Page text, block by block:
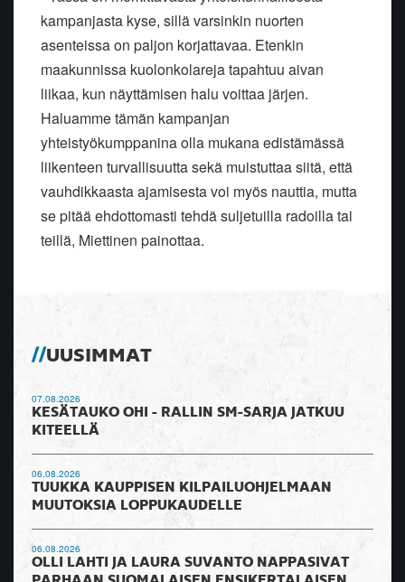
kampanjasta kyse, sillä varsinkin nuorten
asenteissa on paljon korjattavaa. Etenkin
maakunnissa kuolonkolareja tapahtuu aivan
liikaa, kun näyttämisen halu voittaa järjen.
Haluamme tämän kampanjan
yhteistyökumppanina olla mukana edistämässä
liikenteen turvallisuutta sekä muistuttaa siitä, että
vauhdikkaasta ajamisesta voi myös nauttia, mutta
se pitää ehdottomasti tehdä suljetuilla radoilla tai
teillä, Miettinen painottaa.
UUSIMMAT
07.08.2026
KESÄTAUKO OHI - RALLIN SM-SARJA JATKUU
KITEELLÄ
06.08.2026
TUUKKA KAUPPISEN KILPAILUOHJELMAAN
MUUTOKSIA LOPPUKAUDELLE
06.08.2026
OLLI LAHTI JA LAURA SUVANTO NAPPASIVAT